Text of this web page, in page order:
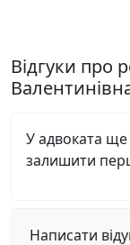
Відгуки про
У адвоката ще
залишити
Написати